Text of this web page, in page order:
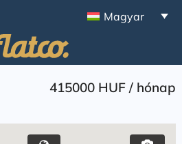
Magyar
415000 HUF/ hónap